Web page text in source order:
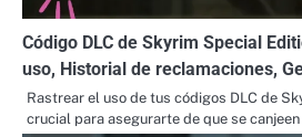
Código DLC de Skyrim Special
uso, Historial de reclamaciones,
Rastrear el uso de tus códigos DLC de
crucial para asegurarte de que se